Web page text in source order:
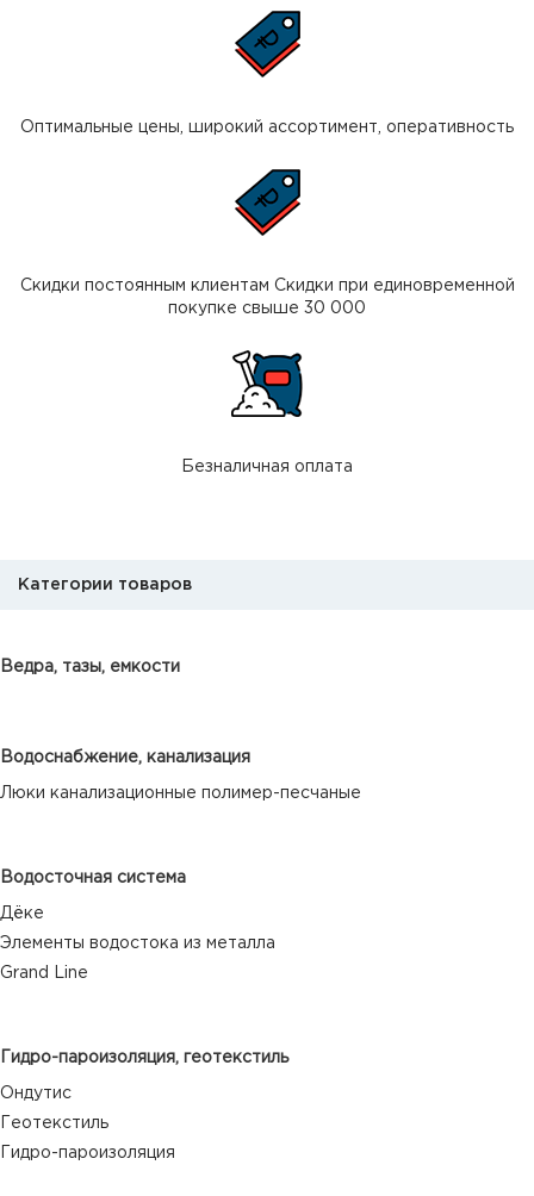
Оптимальные цены, широкий ассортимент, оперативность
Скидки постоянным клиентам Скидки при единовременной
покупке свыше 30 000
Безналичная оплата
Категории товаров
Ведра, тазы, емкости
Водоснабжение, канализация
Люки канализационные полимер-песчаные
Водосточная система
Дёке
Элементы водостока из металла
Grand Line
Гидро-пароизоляция, геотекстиль
Ондутис
Геотекстиль
Гидро-пароизоляция